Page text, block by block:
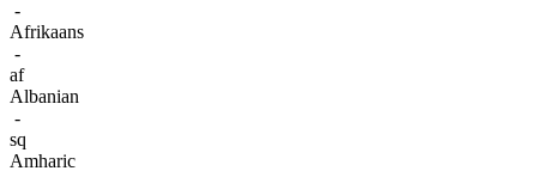
-
Afrikaans
-
af
Albanian
-
sq
Amharic